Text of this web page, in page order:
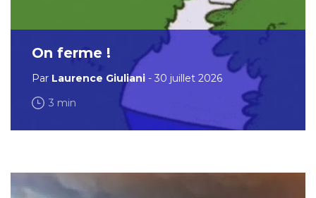
On ferme !
Par Laurence Giuliani - 30 juillet 2026
3 min